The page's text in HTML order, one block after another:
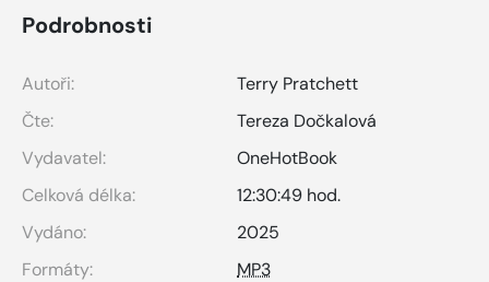
Podrobnosti
Autoři:
Terry Pratchett
Čte:
Tereza Dočkalová
Vydavatel:
OneHotBook
Celková délka:
12:30:49 hod.
Vydáno:
2025
Formáty:
MP3